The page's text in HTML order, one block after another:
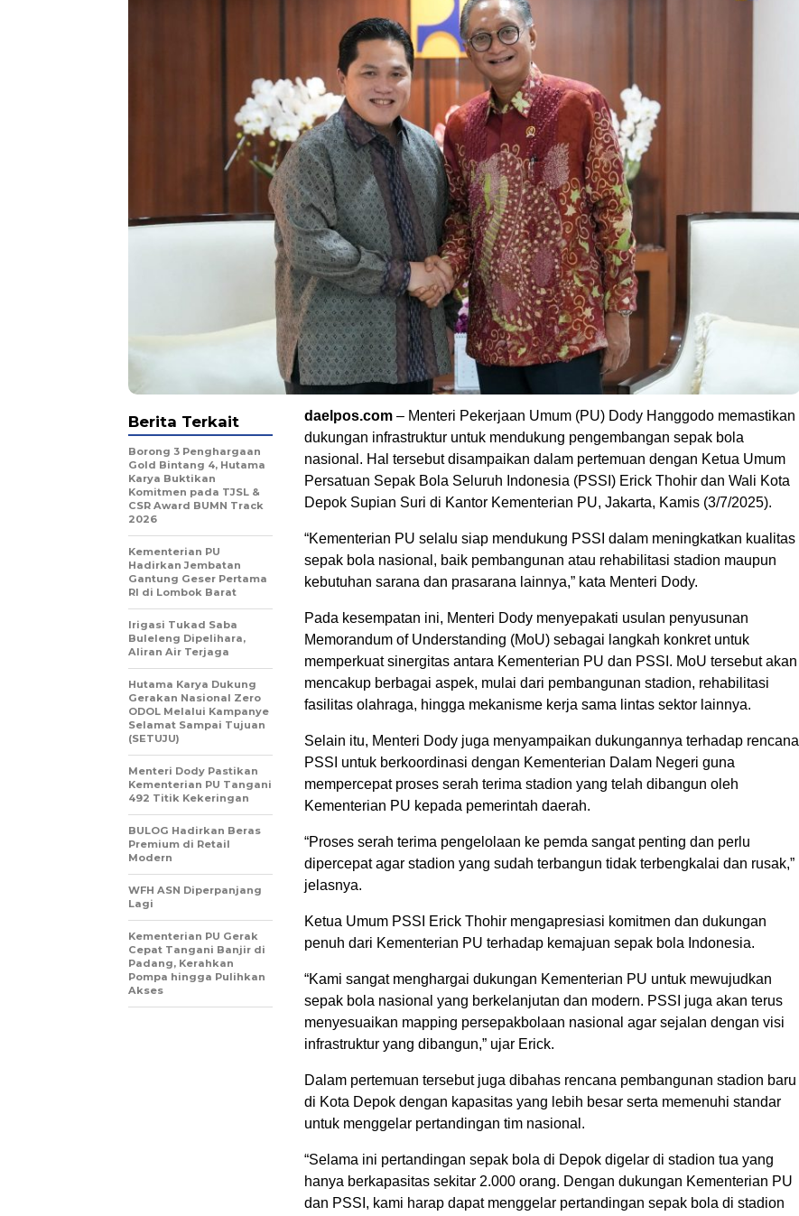
daelpos.com – Menteri Pekerjaan Umum (PU) Dody Hanggodo memastikan
dukungan infrastruktur untuk mendukung pengembangan sepak bola
nasional. Hal tersebut disampaikan dalam pertemuan dengan Ketua Umum
Persatuan Sepak Bola Seluruh Indonesia (PSSI) Erick Thohir dan Wali Kota
Depok Supian Suri di Kantor Kementerian PU, Jakarta, Kamis (3/7/2025).
“Kementerian PU selalu siap mendukung PSSI dalam meningkatkan kualitas
sepak bola nasional, baik pembangunan atau rehabilitasi stadion maupun
kebutuhan sarana dan prasarana lainnya,” kata Menteri Dody.
Pada kesempatan ini, Menteri Dody menyepakati usulan penyusunan
Memorandum of Understanding (MoU) sebagai langkah konkret untuk
memperkuat sinergitas antara Kementerian PU dan PSSI. MoU tersebut akan
mencakup berbagai aspek, mulai dari pembangunan stadion, rehabilitasi
fasilitas olahraga, hingga mekanisme kerja sama lintas sektor lainnya.
Selain itu, Menteri Dody juga menyampaikan dukungannya terhadap rencana
PSSI untuk berkoordinasi dengan Kementerian Dalam Negeri guna
mempercepat proses serah terima stadion yang telah dibangun oleh
Kementerian PU kepada pemerintah daerah.
“Proses serah terima pengelolaan ke pemda sangat penting dan perlu
dipercepat agar stadion yang sudah terbangun tidak terbengkalai dan rusak,”
jelasnya.
Ketua Umum PSSI Erick Thohir mengapresiasi komitmen dan dukungan
penuh dari Kementerian PU terhadap kemajuan sepak bola Indonesia.
“Kami sangat menghargai dukungan Kementerian PU untuk mewujudkan
sepak bola nasional yang berkelanjutan dan modern. PSSI juga akan terus
menyesuaikan mapping persepakbolaan nasional agar sejalan dengan visi
infrastruktur yang dibangun,” ujar Erick.
Dalam pertemuan tersebut juga dibahas rencana pembangunan stadion baru
di Kota Depok dengan kapasitas yang lebih besar serta memenuhi standar
untuk menggelar pertandingan tim nasional.
“Selama ini pertandingan sepak bola di Depok digelar di stadion tua yang
hanya berkapasitas sekitar 2.000 orang. Dengan dukungan Kementerian PU
dan PSSI, kami harap dapat menggelar pertandingan sepak bola di stadion
Berita Terkait
Borong 3 Penghargaan
Gold Bintang 4, Hutama
Karya Buktikan
Komitmen pada TJSL &
CSR Award BUMN Track
2026
Kementerian PU
Hadirkan Jembatan
Gantung Geser Pertama
RI di Lombok Barat
Irigasi Tukad Saba
Buleleng Dipelihara,
Aliran Air Terjaga
Hutama Karya Dukung
Gerakan Nasional Zero
ODOL Melalui Kampanye
Selamat Sampai Tujuan
(SETUJU)
Menteri Dody Pastikan
Kementerian PU Tangani
492 Titik Kekeringan
BULOG Hadirkan Beras
Premium di Retail
Modern
WFH ASN Diperpanjang
Lagi
Kementerian PU Gerak
Cepat Tangani Banjir di
Padang, Kerahkan
Pompa hingga Pulihkan
Akses